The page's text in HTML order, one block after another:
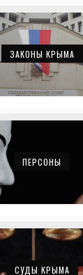
ЗАКОНЫ КРЫМА
ПЕРСОНЫ
СУДЫ КРЫМА